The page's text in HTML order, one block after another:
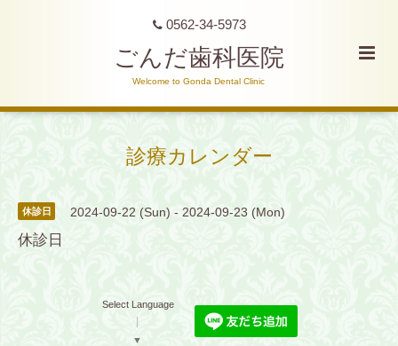
0562-34-5973
ごんだ歯科医院
Welcome to Gonda Dental Clinic
診療カレンダー
休診日 2024-09-22 (Sun) - 2024-09-23 (Mon)
休診日
Select Language
▼